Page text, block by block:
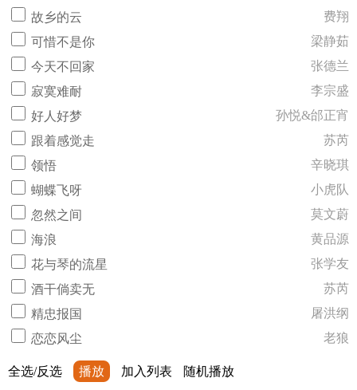
故乡的云
费翔
可惜不是你
梁静茹
今天不回家
张德兰
寂寞难耐
李宗盛
好人好梦
孙悦&邰正宵
跟着感觉走
苏芮
领悟
辛晓琪
蝴蝶飞呀
小虎队
忽然之间
莫文蔚
海浪
黄品源
花与琴的流星
张学友
酒干倘卖无
苏芮
精忠报国
屠洪纲
恋恋风尘
老狼
全选/反选 播放 加入列表 随机播放